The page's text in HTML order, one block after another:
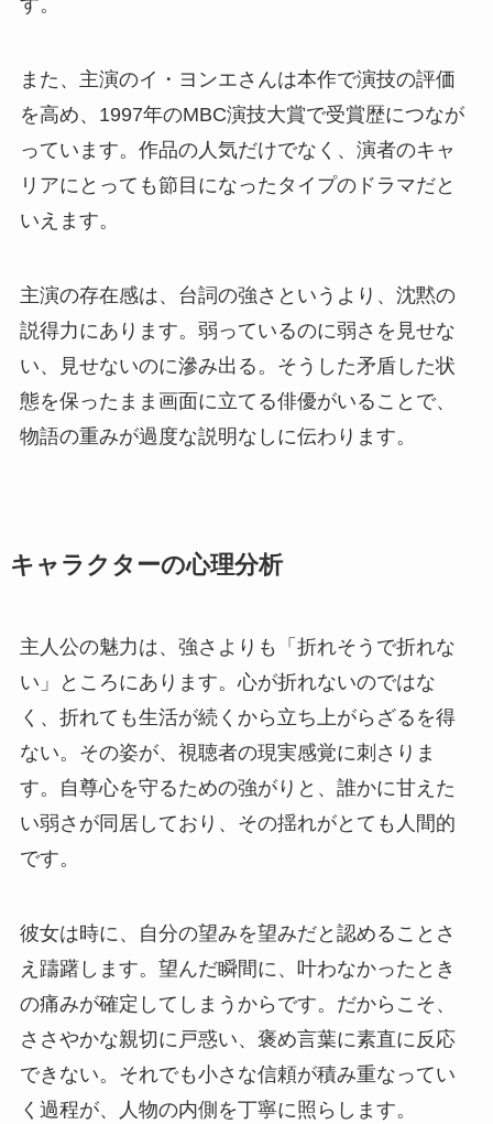
す。
また、主演のイ・ヨンエさんは本作で演技の評価
を高め、1997年のMBC演技大賞で受賞歴につなが
っています。作品の人気だけでなく、演者のキャ
リアにとっても節目になったタイプのドラマだと
いえます。
主演の存在感は、台詞の強さというより、沈黙の
説得力にあります。弱っているのに弱さを見せな
い、見せないのに滲み出る。そうした矛盾した状
態を保ったまま画面に立てる俳優がいることで、
物語の重みが過度な説明なしに伝わります。
キャラクターの心理分析
主人公の魅力は、強さよりも「折れそうで折れな
い」ところにあります。心が折れないのではな
く、折れても生活が続くから立ち上がらざるを得
ない。その姿が、視聴者の現実感覚に刺さりま
す。自尊心を守るための強がりと、誰かに甘えた
い弱さが同居しており、その揺れがとても人間的
です。
彼女は時に、自分の望みを望みだと認めることさ
え躊躇します。望んだ瞬間に、叶わなかったとき
の痛みが確定してしまうからです。だからこそ、
ささやかな親切に戸惑い、褒め言葉に素直に反応
できない。それでも小さな信頼が積み重なってい
く過程が、人物の内側を丁寧に照らします。